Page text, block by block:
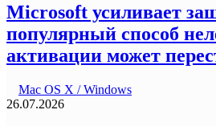
Microsoft усиливает
популярный способ
активации может
Mac OS X / Windows
26.07.2026